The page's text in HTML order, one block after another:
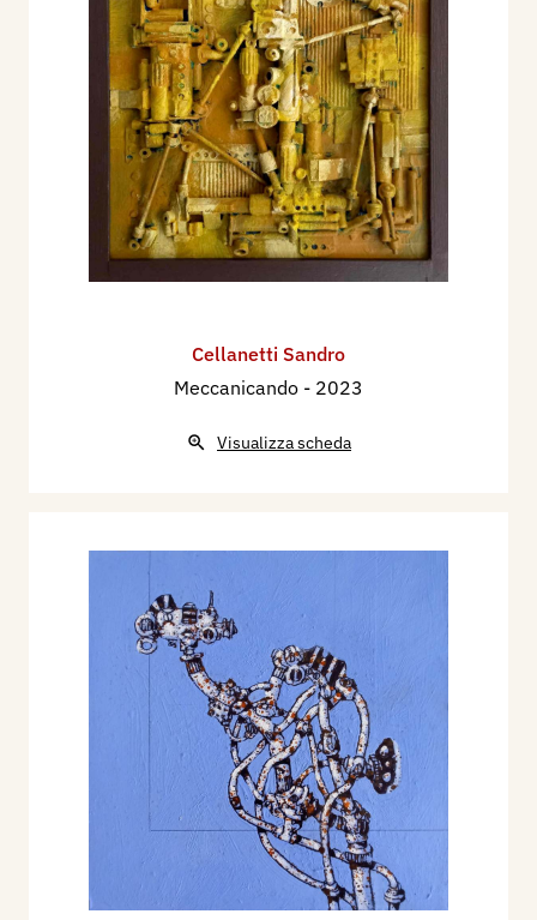
Cellanetti Sandro
Meccanicando - 2023
Visualizza scheda